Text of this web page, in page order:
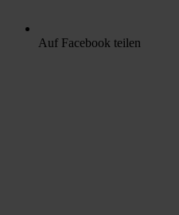
Auf Facebook teilen